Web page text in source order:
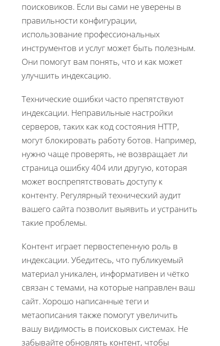
поисковиков. Если вы сами не уверены в
правильности конфигурации,
использование профессиональных
инструментов и услуг может быть полезным.
Они помогут вам понять, что и как может
улучшить индексацию.
Технические ошибки часто препятствуют
индексации. Неправильные настройки
серверов, таких как код состояния HTTP,
могут блокировать работу ботов. Например,
нужно чаще проверять, не возвращает ли
страница ошибку 404 или другую, которая
может воспрепятствовать доступу к
контенту. Регулярный технический аудит
вашего сайта позволит выявить и устранить
такие проблемы.
Контент играет первостепенную роль в
индексации. Убедитесь, что публикуемый
материал уникален, информативен и чётко
связан с темами, на которые направлен ваш
сайт. Хорошо написанные теги и
метаописания также помогут увеличить
вашу видимость в поисковых системах. Не
забывайте обновлять контент, чтобы